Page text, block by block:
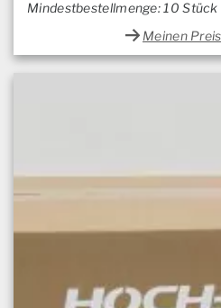
Mindestbestellmenge: 10 Stück
Meinen